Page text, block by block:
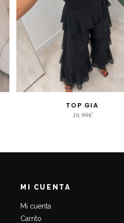
SELECCIONAR
TOP GIA
16,99€
MI CUENTA
Mi cuenta
Carrito